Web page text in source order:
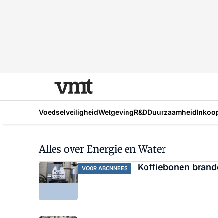
VoedselveiligheidWetgevingR&DDuurzaamheid
Alles over Energie en Water
VOOR ABONNEES Koffiebonen